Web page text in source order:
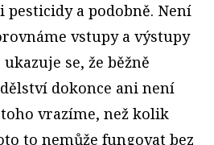
a podobně. Není
vstupy a výstupy
se, že běžně
dokonce ani není
vrazíme, než kolik
to nemůže fungovat bez